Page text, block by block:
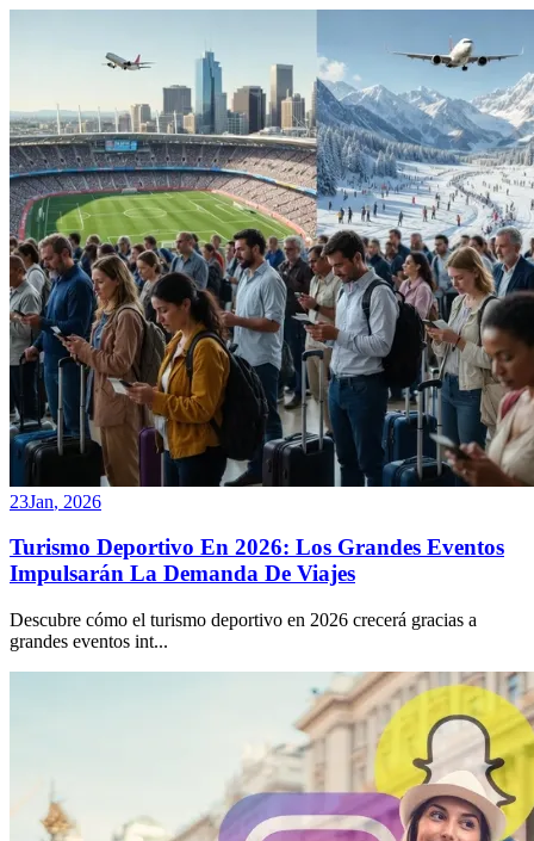
23Jan, 2026
Turismo Deportivo En 2026: Los Grandes Eventos
Impulsarán La Demanda De Viajes
Descubre cómo el turismo deportivo en 2026 crecerá gracias a
grandes eventos int...